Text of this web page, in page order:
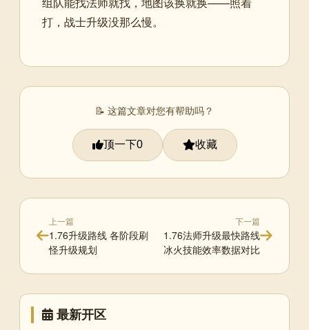
打，战士升级没那么慢。
📝 这篇文章对您有帮助吗？
顶一下0 收藏
上一篇
1.76升级路线 各阶段刷
怪升级规划
下一篇
1.76法师升级最快路线
冰火技能效率数据对比
最新开区